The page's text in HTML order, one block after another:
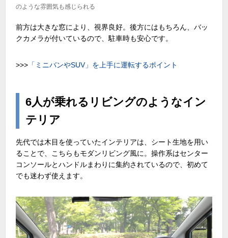
のような雰囲気も感じられる
前方は大きな窓により、視界良好。後方にはもちろん、バッ
クカメラが付いているので、駐車時も安心です。
>>> 「ミニバンやSUV」を上手に運転するポイント
6人が乗れるリビングのようなイン
テリア
先代では木目を使っていたインテリアは、シート生地を用い
ることで、こちらもモダンリビング風に。操作系はセンター
コンソールとハンドルまわりに集約されているので、初めて
でも迷わず使えます。